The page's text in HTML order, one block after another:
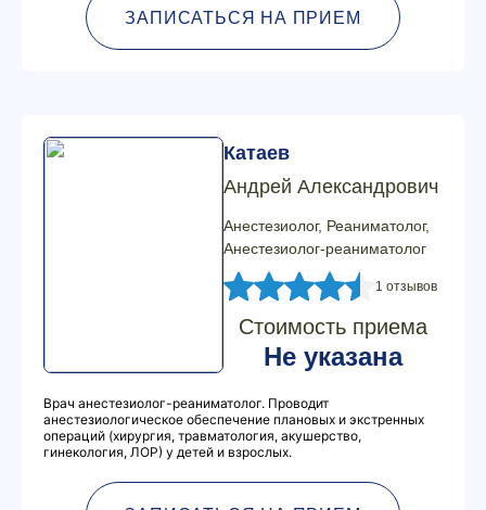
ЗАПИСАТЬСЯ НА ПРИЕМ
Катаев
Андрей Александрович
Анестезиолог, Реаниматолог,
Анестезиолог-реаниматолог
1 отзывов
Стоимость приема
Не указана
Врач анестезиолог-реаниматолог. Проводит
анестезиологическое обеспечение плановых и экстренных
операций (хирургия, травматология, акушерство,
гинекология, ЛОР) у детей и взрослых.